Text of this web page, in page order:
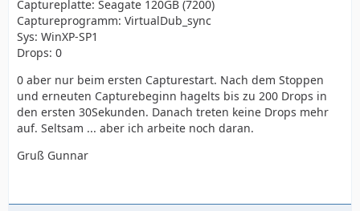
Captureplatte: Seagate 120GB (7200)
Captureprogramm: VirtualDub_sync
Sys: WinXP-SP1
Drops: 0
0 aber nur beim ersten Capturestart. Nach dem Stoppen
und erneuten Capturebeginn hagelts bis zu 200 Drops in
den ersten 30Sekunden. Danach treten keine Drops mehr
auf. Seltsam ... aber ich arbeite noch daran.
Gruß Gunnar